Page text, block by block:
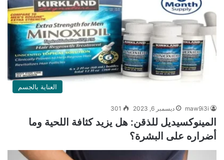
العناية بالجسم
maw9i3i ديسمبر 6, 2023 301
المينوكسيديل للذقن: هل يزيد كثافة اللحية وما
أضراره على البشرة؟